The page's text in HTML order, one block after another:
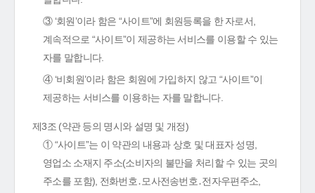
③ ‘회원’이라 함은 “사이트”에 회원등록을 한 자로서,
계속적으로 “사이트”이 제공하는 서비스를 이용할 수 있는
자를 말합니다.
④ ‘비회원’이라 함은 회원에 가입하지 않고 “사이트”이
제공하는 서비스를 이용하는 자를 말합니다.
제3조 (약관 등의 명시와 설명 및 개정)
① “사이트”는 이 약관의 내용과 상호 및 대표자 성명,
영업소 소재지 주소(소비자의 불만을 처리할 수 있는 곳의
주소를 포함), 전화번호․모사전송번호․전자우편주소,